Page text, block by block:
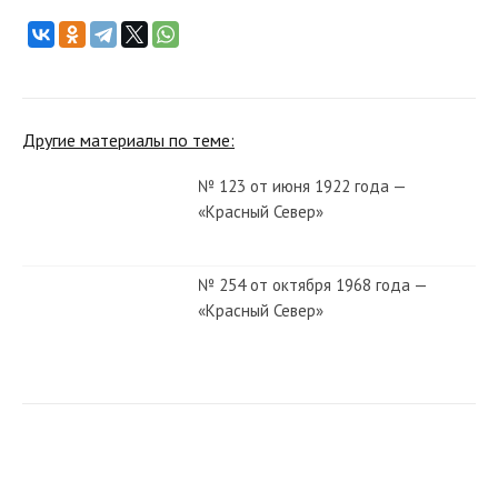
Другие материалы по теме:
№ 123 от июня 1922 года —
«Красный Север»
№ 254 от октября 1968 года —
«Красный Север»